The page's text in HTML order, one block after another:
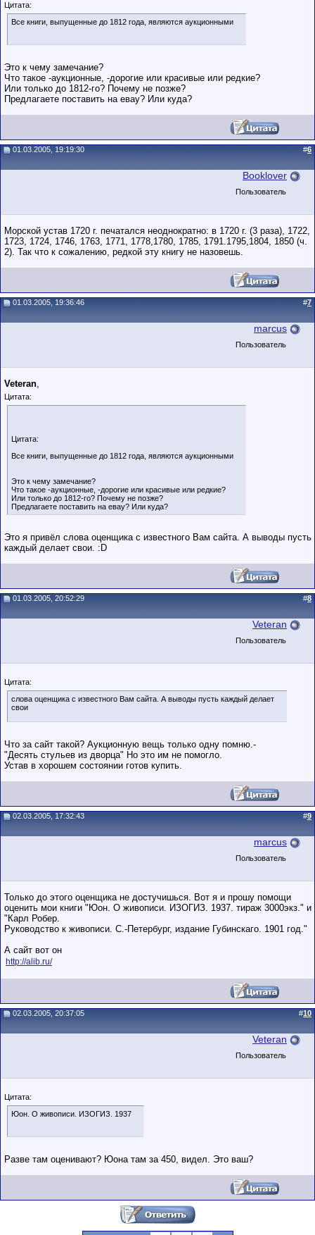
Цитата:
Все книги, выпущенные до 1812 года, являются аукционными
Это к чему замечание?
Что такое -аукционные, -дорогие или красивые или редкие?
Или только до 1812-го? Почему не позже?
Предлагаете поставить на евау? Или куда?
01.03.2005, 19:19:30 #6
Booklover
Пользователь
Морской устав 1720 г. печатался неоднократно: в 1720 г. (3 раза), 1722,
1723, 1724, 1746, 1763, 1771, 1778,1780, 1785, 1791.1795,1804, 1850 (ч.
2). Так что к сожалению, редкой эту книгу не назовешь.
01.03.2005, 19:36:46 #7
marcus
Пользователь
Veteran,
Цитата:
Цитата:
Все книги, выпущенные до 1812 года, являются аукционными
Это к чему замечание?
Что такое -аукционные, -дорогие или красивые или редкие?
Или только до 1812-го? Почему не позже?
Предлагаете поставить на евау? Или куда?
Это я привёл слова оценщика с известного Вам сайта. А выводы пусть
каждый делает свои. :D
01.03.2005, 20:52:29 #8
Veteran
Пользователь
Цитата:
слова оценщика с известного Вам сайта. А выводы пусть каждый делает
свои
Что за сайт такой? Аукционную вещь только одну помню.-
"Десять стульев из дворца" Но это им не помогло.
Устав в хорошем состоянии готов купить.
02.03.2005, 17:32:43 #9
marcus
Пользователь
Только до этого оценщика не достучишься. Вот я и прошу помощи
оценить мои книги "Юон. О живописи. ИЗОГИЗ. 1937. тираж 3000экз." и
"Карл Робер.
Руководство к живописи. С.-Петербург, издание Губинскаго. 1901 год."
А сайт вот он
http://alib.ru/
02.03.2005, 20:37:05 #10
Veteran
Пользователь
Цитата:
Юон. О живописи. ИЗОГИЗ. 1937
Разве там оценивают? Юона там за 450, видел. Это ваш?